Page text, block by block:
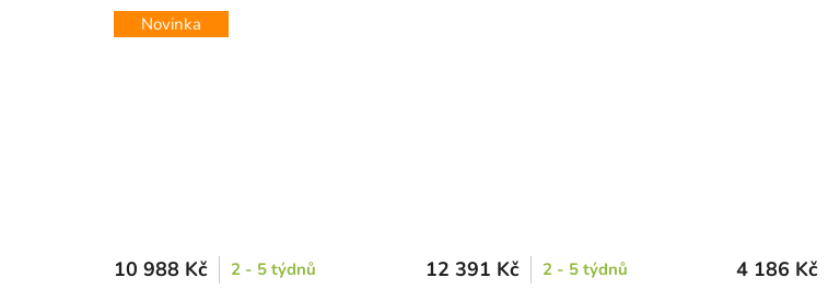
Novinka
10 988 Kč 2 - 5 týdnů 12 391 Kč 2 - 5 týdnů 4 186 Kč